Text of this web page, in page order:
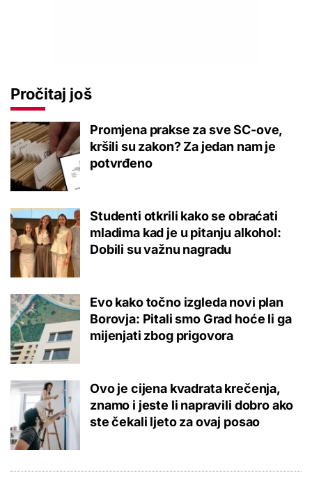
Pročitaj još
Promjena prakse za sve SC-ove,
kršili su zakon? Za jedan nam je
potvrđeno
Studenti otkrili kako se obraćati
mladima kad je u pitanju alkohol:
Dobili su važnu nagradu
Evo kako točno izgleda novi plan
Borovja: Pitali smo Grad hoće li ga
mijenjati zbog prigovora
Ovo je cijena kvadrata krečenja,
znamo i jeste li napravili dobro ako
ste čekali ljeto za ovaj posao